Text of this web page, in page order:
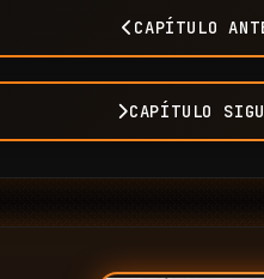
CAPÍTULO
CAPÍTULO